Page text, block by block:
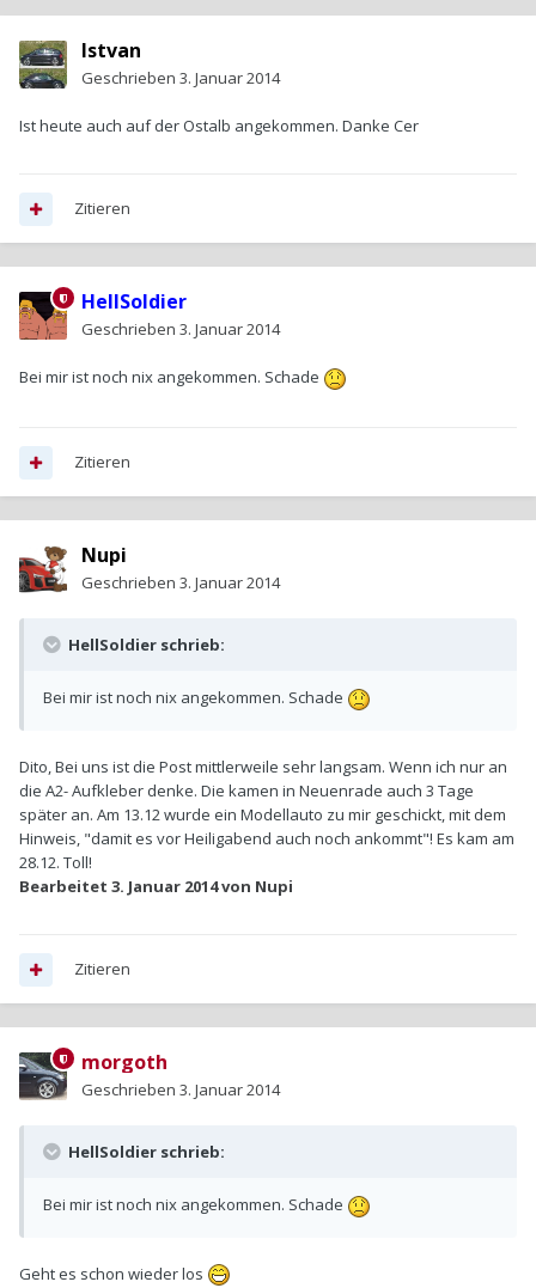
Istvan
Geschrieben 3. Januar 2014
Ist heute auch auf der Ostalb angekommen. Danke Cer
Zitieren
HellSoldier
Geschrieben 3. Januar 2014
Bei mir ist noch nix angekommen. Schade
Zitieren
Nupi
Geschrieben 3. Januar 2014
HellSoldier schrieb:
Bei mir ist noch nix angekommen. Schade
Dito, Bei uns ist die Post mittlerweile sehr langsam. Wenn ich nur an
die A2- Aufkleber denke. Die kamen in Neuenrade auch 3 Tage
später an. Am 13.12 wurde ein Modellauto zu mir geschickt, mit dem
Hinweis, "damit es vor Heiligabend auch noch ankommt"! Es kam am
28.12. Toll!
Bearbeitet 3. Januar 2014von Nupi
Zitieren
morgoth
Geschrieben 3. Januar 2014
HellSoldier schrieb:
Bei mir ist noch nix angekommen. Schade
Geht es schon wieder los